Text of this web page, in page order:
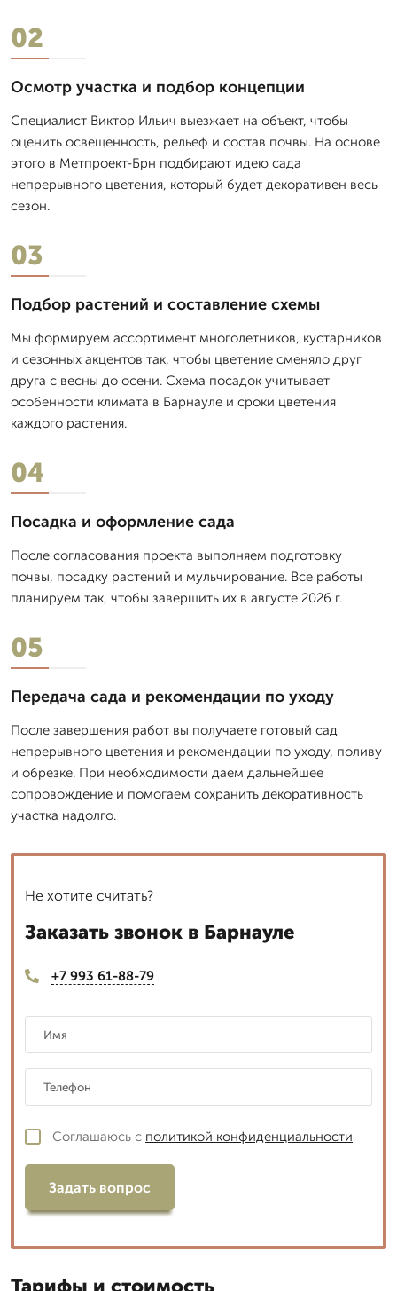
02
Осмотр участка и подбор концепции
Специалист Виктор Ильич выезжает на объект, чтобы
оценить освещенность, рельеф и состав почвы. На основе
этого в Метпроект-Брн подбирают идею сада
непрерывного цветения, который будет декоративен весь
сезон.
03
Подбор растений и составление схемы
Мы формируем ассортимент многолетников, кустарников
и сезонных акцентов так, чтобы цветение сменяло друг
друга с весны до осени. Схема посадок учитывает
особенности климата в Барнауле и сроки цветения
каждого растения.
04
Посадка и оформление сада
После согласования проекта выполняем подготовку
почвы, посадку растений и мульчирование. Все работы
планируем так, чтобы завершить их в августе 2026 г.
05
Передача сада и рекомендации по уходу
После завершения работ вы получаете готовый сад
непрерывного цветения и рекомендации по уходу, поливу
и обрезке. При необходимости даем дальнейшее
сопровождение и помогаем сохранить декоративность
участка надолго.
Не хотите считать?
Заказать звонок в Барнауле
+7 993 61-88-79
Соглашаюсь с политикой конфиденциальности
Задать вопрос
Тарифы и стоимость